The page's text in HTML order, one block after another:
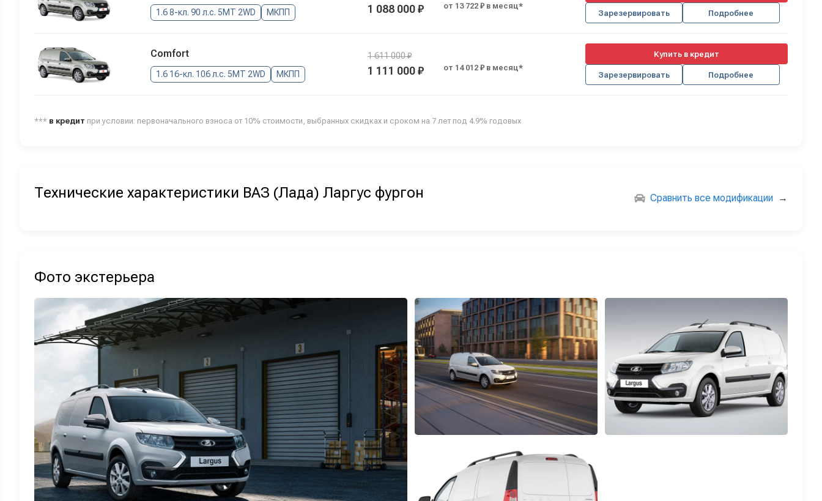
1.6 8-кл. 90 л.с. 5MT 2WD МКПП 1 088 000 ₽ от 13 722 ₽ в месяц*
Зарезервировать Подробнее
Comfort
1.6 16-кл. 106 л.с. 5MT 2WD МКПП
1 611 000 ₽
1 111 000 ₽ от 14 012 ₽ в месяц*
Купить в кредит
Зарезервировать Подробнее
*** в кредит при условии: первоначального взноса от 10% стоимости, выбранных скидках и сроком на 7 лет под 4.9% годовых
Технические характеристики ВАЗ (Лада) Ларгус фургон Сравнить все модификации →
Фото экстерьера